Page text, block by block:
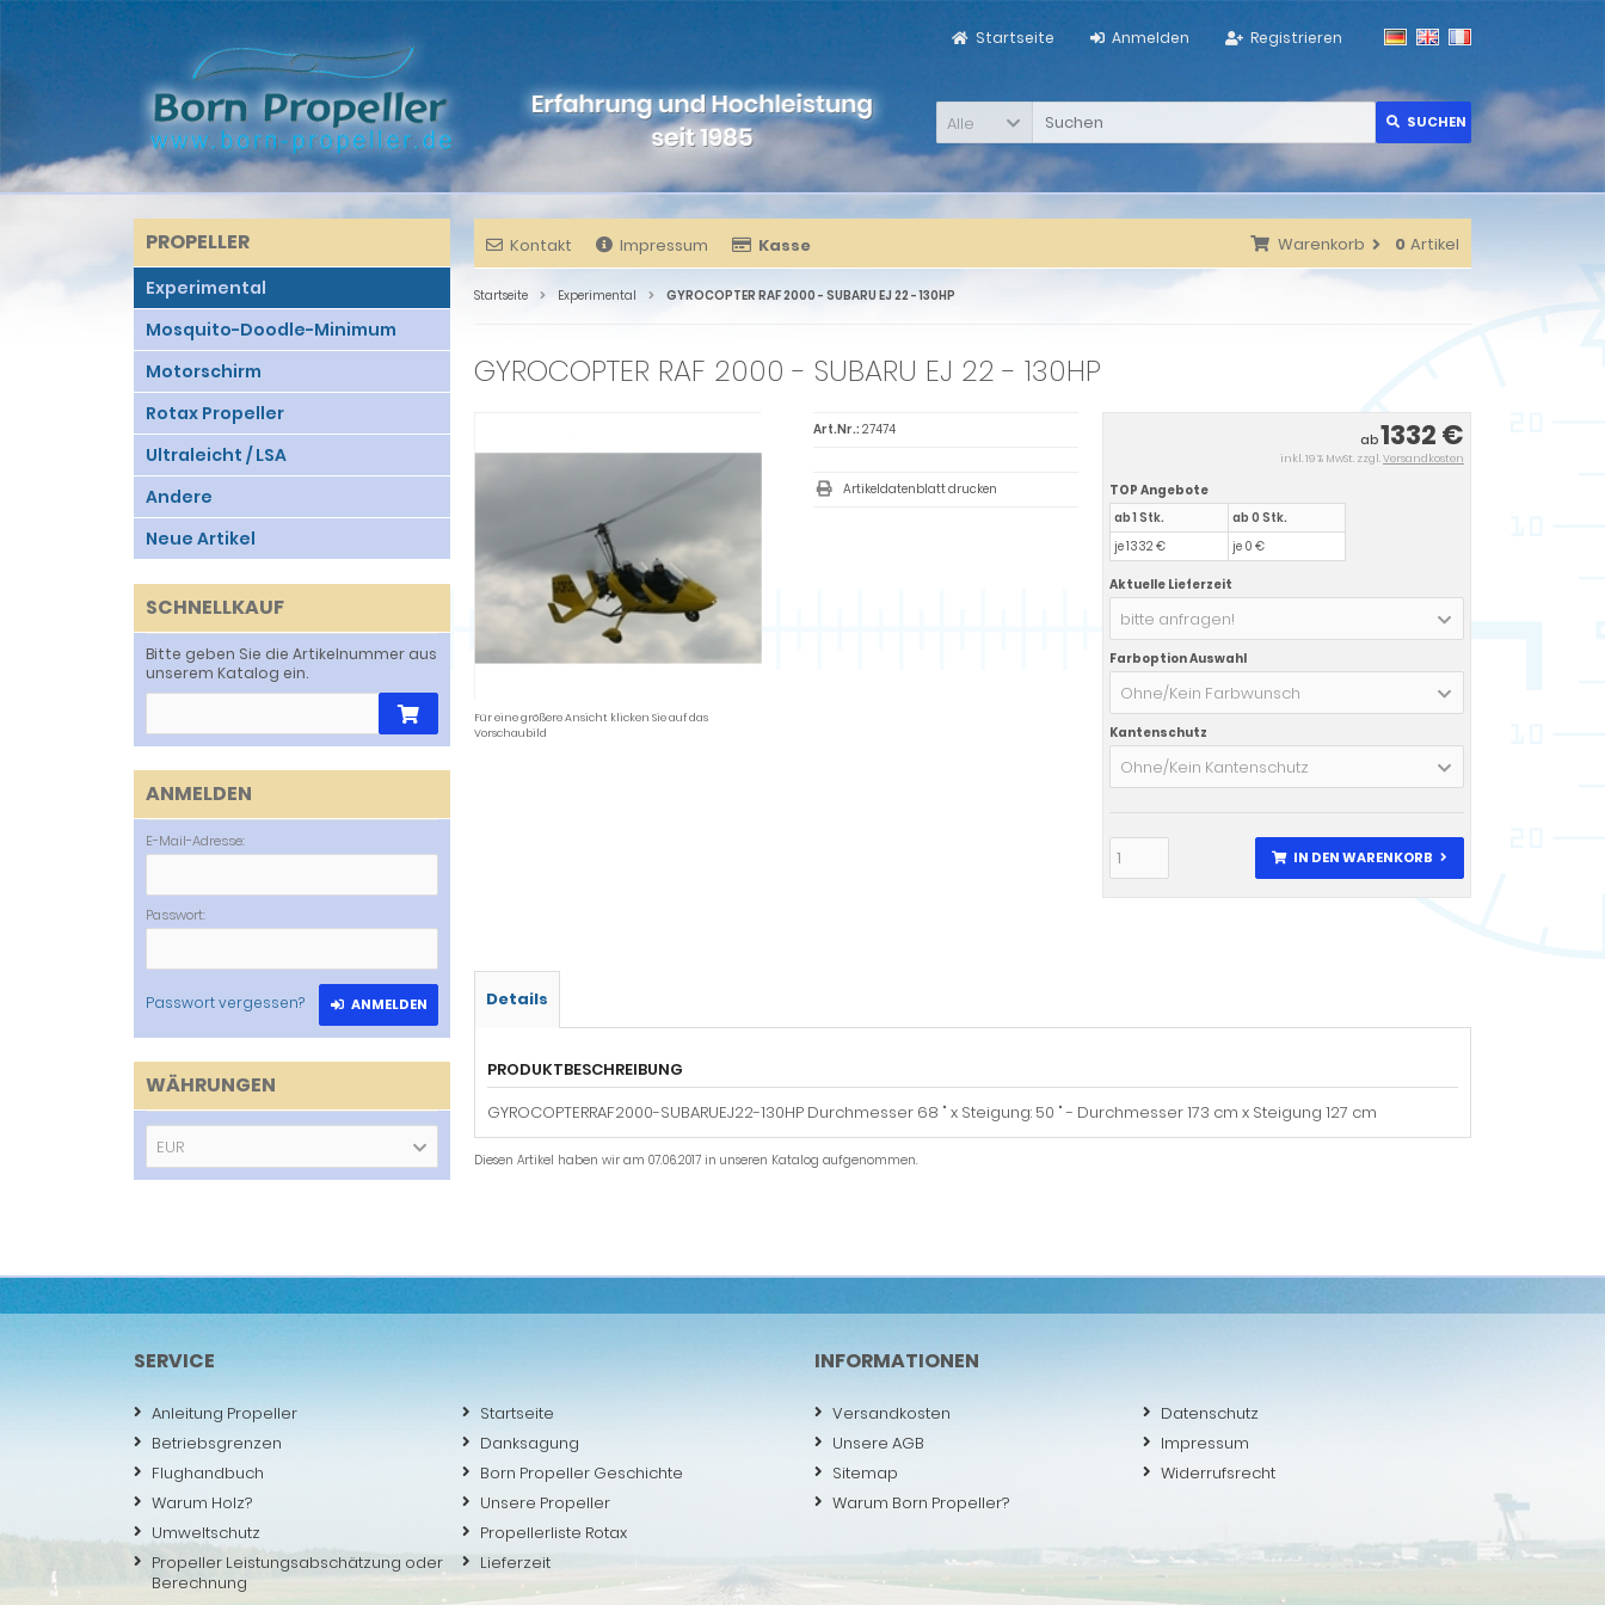
Registrieren
Anmelden
Startseite
Alle SUCHEN
Kontakt Impressum Kasse Warenkorb 0 Artikel
Startseite Experimental GYROCOPTER RAF 2000 - SUBARU EJ 22 - 130HP
GYROCOPTER RAF 2000 - SUBARU EJ 22 - 130HP
Für eine größere Ansicht klicken Sie auf das
Vorschaubild
ab1332 €
inkl. 19 % MwSt. zzgl.Versandkosten
TOP Angebote
ab 1 Stk.
je 1332 €
ab 0 Stk.
je 0 €
Aktuelle Lieferzeit
bitte anfragen!
Farboption Auswahl
Ohne/Kein Farbwunsch
Kantenschutz
Ohne/Kein Kantenschutz
IN DEN WARENKORB
Art.Nr.: 27474
Artikeldatenblatt drucken
Details
PRODUKTBESCHREIBUNG
GYROCOPTERRAF2000-SUBARUEJ22-130HP Durchmesser 68 " x Steigung: 50 " - Durchmesser 173 cm x Steigung 127 cm
Diesen Artikel haben wir am 07.06.2017 in unseren Katalog aufgenommen.
PROPELLER
Experimental
Mosquito-Doodle-Minimum
Motorschirm
Rotax Propeller
Ultraleicht / LSA
Andere
Neue Artikel
SCHNELLKAUF
Bitte geben Sie die Artikelnummer aus
unserem Katalog ein.
ANMELDEN
E-Mail-Adresse:
Passwort:
Passwort vergessen? ANMELDEN
WÄHRUNGEN
EUR
SERVICE
Anleitung Propeller
Startseite
Betriebsgrenzen
Danksagung
Flughandbuch
Born Propeller Geschichte
Warum Holz?
Unsere Propeller
Umweltschutz
Propellerliste Rotax
Propeller Leistungsabschätzung oder
Berechnung
Lieferzeit
INFORMATIONEN
Versandkosten
Datenschutz
Unsere AGB
Impressum
Sitemap
Widerrufsrecht
Warum Born Propeller?